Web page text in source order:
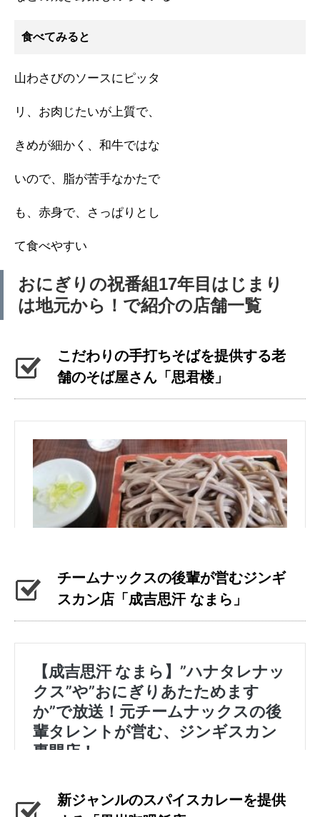
食べてみると
山わさびのソースにピッタ
リ、お肉じたいが上質で、
きめが細かく、和牛ではな
いので、脂が苦手なかたで
も、赤身で、さっぱりとし
て食べやすい
おにぎりの祝番組17年目はじまり
は地元から！で紹介の店舗一覧
こだわりの手打ちそばを提供する老
舗のそば屋さん「思君楼」
チームナックスの後輩が営むジンギ
スカン店「成吉思汗 なまら」
新ジャンルのスパイスカレーを提供